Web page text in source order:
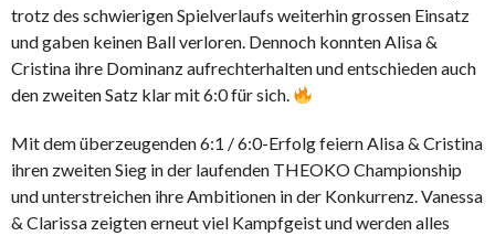
trotz des schwierigen Spielverlaufs weiterhin grossen Einsatz
und gaben keinen Ball verloren. Dennoch konnten Alisa &
Cristina ihre Dominanz aufrechterhalten und entschieden auch
den zweiten Satz klar mit 6:0 für sich.
Mit dem überzeugenden 6:1 / 6:0-Erfolg feiern Alisa & Cristina
ihren zweiten Sieg in der laufenden THEOKO Championship
und unterstreichen ihre Ambitionen in der Konkurrenz. Vanessa
& Clarissa zeigten erneut viel Kampfgeist und werden alles